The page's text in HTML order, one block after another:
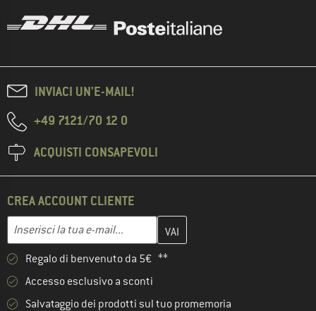
INVIACI UN'E-MAIL!
+49 7121/70 12 0
ACQUISTI CONSAPEVOLI
CREA ACCOUNT CLIENTE
Inserisci la tua e-mail...
Inserisci qui il tuo indirizzo e-mail e crea il tuo account cliente
Regalo di benvenuto da 5€ **
Accesso esclusivo a sconti
Salvataggio dei prodotti sul tuo promemoria